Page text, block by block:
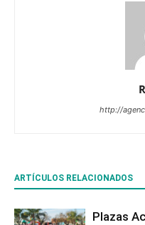
http://
ARTÍCULOS RELACIONADOS
Plazas